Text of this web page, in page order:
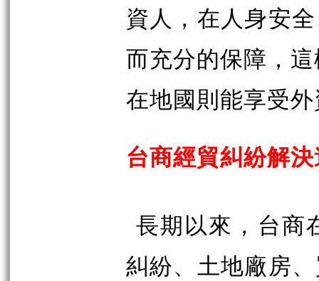
資人，在人身安
而充分的保障，
在地國則能享受
台商經貿糾紛解
長期以來，台商
糾紛、土地廠房